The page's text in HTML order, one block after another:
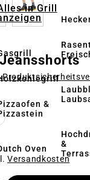
in Grill
&
Oven
&
Jeansshorts
Versandkosten